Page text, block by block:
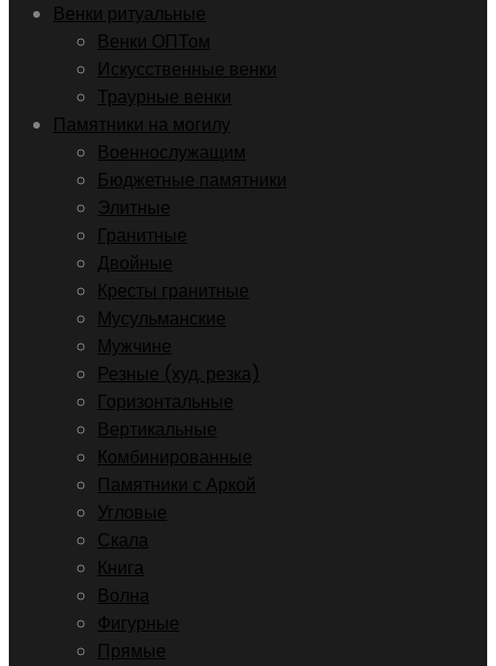
Венки ритуальные
Венки ОПТом
Искусственные венки
Траурные венки
Памятники на могилу
Военнослужащим
Бюджетные памятники
Элитные
Гранитные
Двойные
Кресты гранитные
Мусульманские
Мужчине
Резные (худ. резка)
Горизонтальные
Вертикальные
Комбинированные
Памятники с Аркой
Угловые
Скала
Книга
Волна
Фигурные
Прямые